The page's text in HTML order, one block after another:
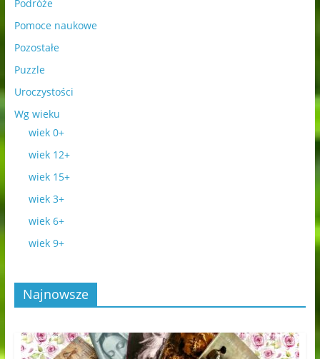
Podróże
Pomoce naukowe
Pozostałe
Puzzle
Uroczystości
Wg wieku
wiek 0+
wiek 12+
wiek 15+
wiek 3+
wiek 6+
wiek 9+
Najnowsze